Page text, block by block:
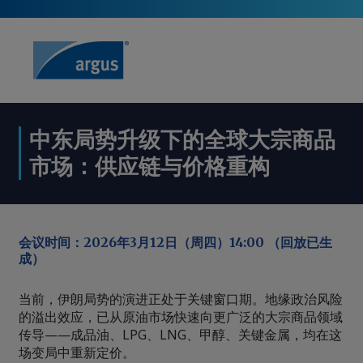
中东局势升级下的全球大宗商品
市场：供应链与价格重构
会议时间：2026年3月12日（周四）14:00 （回放已生
成）
当前，伊朗局势的演进正处于关键窗口期。地缘政治风险
的溢出效应，已从原油市场快速向更广泛的大宗商品领域
传导——成品油、LPG、LNG、甲醇、关键金属，均在这
场变局中重新定价。